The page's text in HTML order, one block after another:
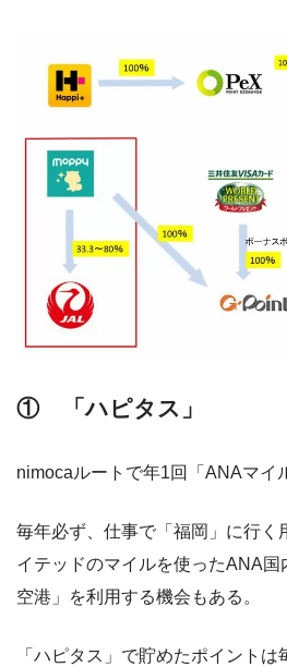
① 「ハピタス」
nimocaルートで年1回「ANAマイ
毎年必ず、仕事で「福岡」に行く
イテッドのマイルを使ったANA国
空港」を利用する機会もある。
「ハピタス」で貯めたポイント